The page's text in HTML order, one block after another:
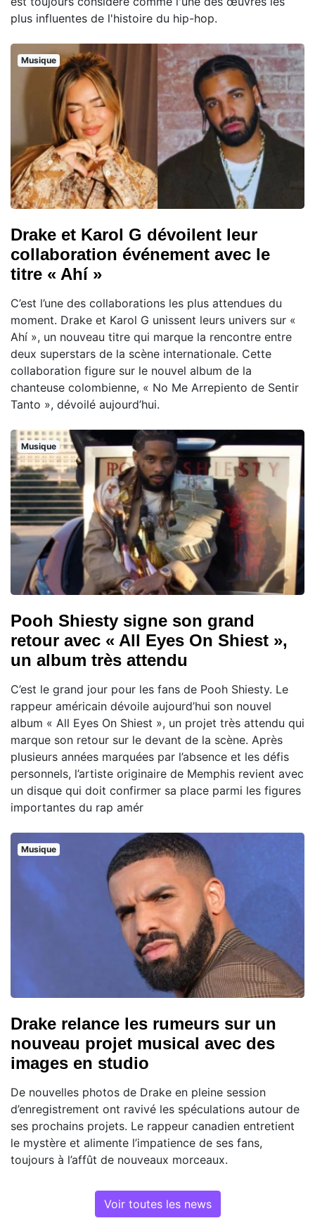
plus influentes de l'histoire du hip-hop.
Musique
Drake et Karol G dévoilent leur
collaboration événement avec le
titre « Ahí »
C’est l’une des collaborations les plus attendues du
moment. Drake et Karol G unissent leurs univers sur «
Ahí », un nouveau titre qui marque la rencontre entre
deux superstars de la scène internationale. Cette
collaboration figure sur le nouvel album de la
chanteuse colombienne, « No Me Arrepiento de Sentir
Tanto », dévoilé aujourd’hui.
Musique
Pooh Shiesty signe son grand
retour avec « All Eyes On Shiest »,
un album très attendu
C’est le grand jour pour les fans de Pooh Shiesty. Le
rappeur américain dévoile aujourd’hui son nouvel
album « All Eyes On Shiest », un projet très attendu qui
marque son retour sur le devant de la scène. Après
plusieurs années marquées par l’absence et les défis
personnels, l’artiste originaire de Memphis revient avec
un disque qui doit confirmer sa place parmi les figures
importantes du rap amér
Musique
Drake relance les rumeurs sur un
nouveau projet musical avec des
images en studio
De nouvelles photos de Drake en pleine session
d’enregistrement ont ravivé les spéculations autour de
ses prochains projets. Le rappeur canadien entretient
le mystère et alimente l’impatience de ses fans,
toujours à l’affût de nouveaux morceaux.
Voir toutes les news